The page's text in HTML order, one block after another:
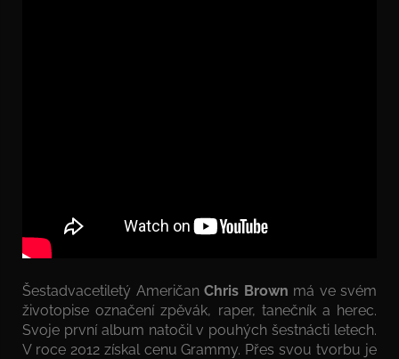
Šestadvacetiletý Američan Chris Brown má ve svém
životopise označení zpěvák, raper, tanečník a herec.
Svoje první album natočil v pouhých šestnácti letech.
V roce 2012 získal cenu Grammy. Přes svou tvorbu je